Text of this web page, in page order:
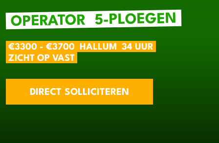
OPERATOR 5-PLOEGEN
€3300 - €3700 HALLUM
34 UUR
ZICHT OP VAST
DIRECT SOLLICITEREN